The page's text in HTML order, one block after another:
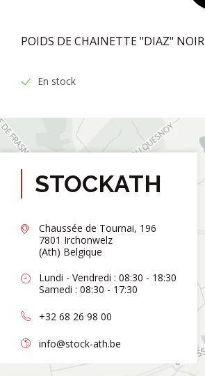
POIDS DE CHAINETTE "DIAZ" NOIR
En stock
STOCKATH
Chaussée de Tournai, 196
7801 Irchonwelz
(Ath) Belgique
Lundi - Vendredi : 08:30 - 18:30
Samedi : 08:30 - 17:30
+32 68 26 98 00
info@stock-ath.be